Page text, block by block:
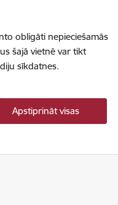
obligāti nepieciešamās
šajā vietnē var tikt
sīkdatnes.
Apstiprināt visas